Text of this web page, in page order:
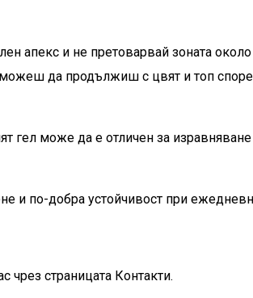
апекс и не претоварвай зоната около
можеш да продължиш с цвят и топ
гел може да е отличен за
и по-добра устойчивост при
чрез страницата Контакти.